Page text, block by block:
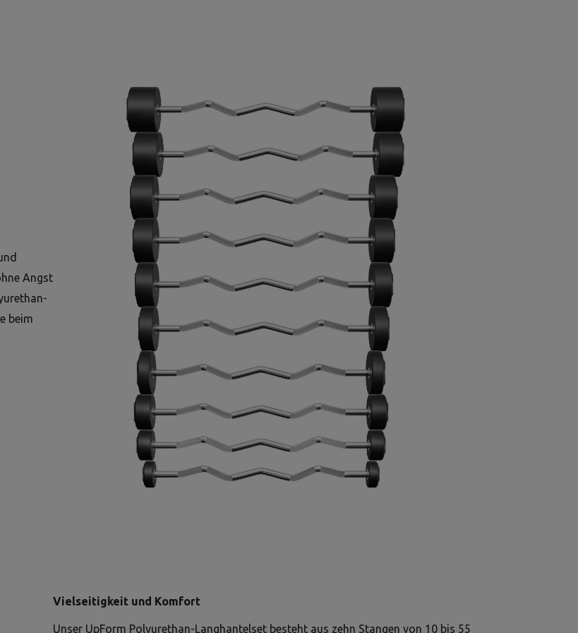
Angst
beim
Vielseitigkeit und Komfort
Unser UpForm Polyurethan-Langhantelset besteht aus zehn Stangen von 10 bis 55